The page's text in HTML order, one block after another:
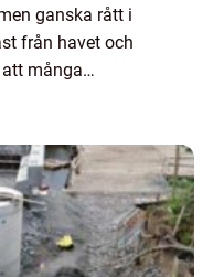
ganska rått i
från havet och
många